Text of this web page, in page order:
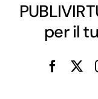
per il